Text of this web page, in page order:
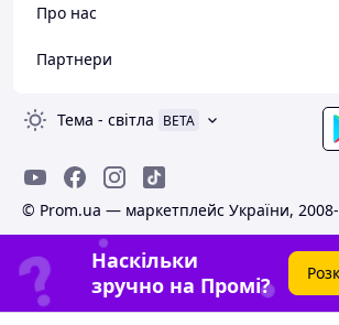
Про нас
Партнери
Тема - світла BETA
© Prom.ua — маркетплейс України,
Наскільки
зручно на Промі?